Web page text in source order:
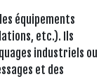
équipements
etc.). Ils
industriels ou
et des